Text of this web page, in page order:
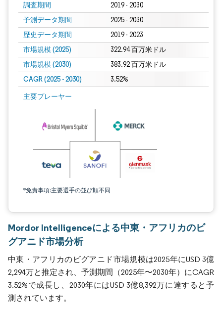
調査期間 2019 - 2030
予測データ期間 2025 - 2030
歴史データ期間 2019 - 2023
市場規模 (2025) 322.94 百万米ドル
市場規模 (2030) 383.92 百万米ドル
CAGR (2025 - 2030) 3.52%
主要プレーヤー
*免責事項:主要選手の並び順不同
Mordor Intelligenceによる中東・アフリカのビ
グアニド市場分析
中東・アフリカのビグアニド市場規模は2025年にUSD 3億
2,294万と推定され、予測期間（2025年〜2030年）にCAGR
3.52%で成長し、2030年にはUSD 3億8,392万に達すると予
測されています。